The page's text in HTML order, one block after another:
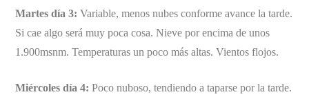
Martes día 3: Variable, menos nubes conforme avance la tarde.
Si cae algo será muy poca cosa. Nieve por encima de unos
1.900msnm. Temperaturas un poco más altas. Vientos flojos.
Miércoles día 4: Poco nuboso, tendiendo a taparse por la tarde.